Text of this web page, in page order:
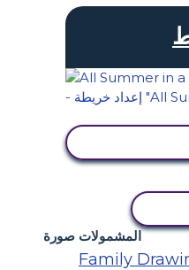
المشمولات صورة
Family